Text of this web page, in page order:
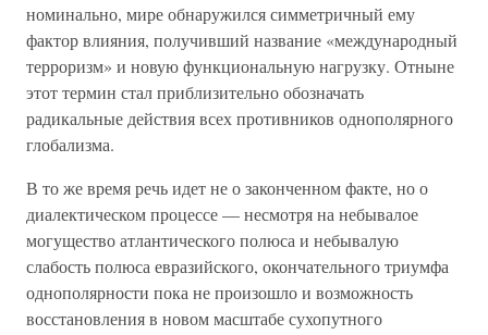
номинально, мире обнаружился симметричный ему
фактор влияния, получивший название «международный
терроризм» и новую функциональную нагрузку. Отныне
этот термин стал приблизительно обозначать
радикальные действия всех противников однополярного
глобализма.
В то же время речь идет не о законченном факте, но о
диалектическом процессе — несмотря на небывалое
могущество атлантического полюса и небывалую
слабость полюса евразийского, окончательного триумфа
однополярности пока не произошло и возможность
восстановления в новом масштабе сухопутного